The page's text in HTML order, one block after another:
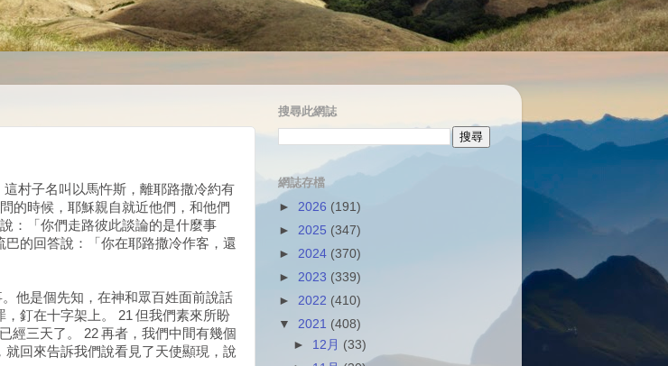
村子名叫以馬忤斯，離耶路撒冷約有
的時候，耶穌親自就近他們，和他們
：「你們走路彼此談論的是什麼事
的回答說：「你在耶路撒冷作客，還
他是個先知，在神和眾百姓面前說話
釘在十字架上。 21 但我們素來所盼
經三天了。 22 再者，我們中間有幾個
回來告訴我們說看見了天使顯現，說
搜尋此網誌
網誌存檔
► 2026 (191)
► 2025 (347)
► 2024 (370)
► 2023 (339)
► 2022 (410)
▼ 2021 (408)
► 12月 (33)